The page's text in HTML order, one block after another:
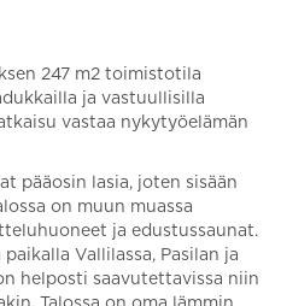
247 m2 toimistotila
ja vastuullisilla
vastaa nykytyöelämän
pääosin lasia, joten sisään
on muun muassa
ja edustussaunat.
Vallilassa, Pasilan ja
helposti saavutettavissa niin